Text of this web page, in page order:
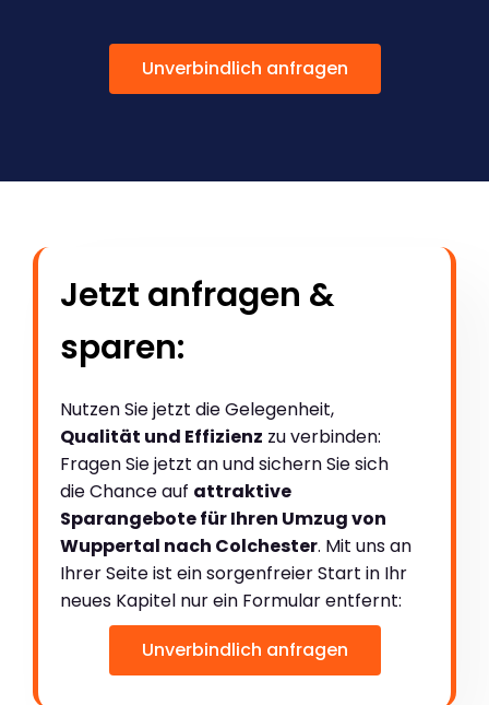
Unverbindlich anfragen
Jetzt anfragen &
sparen:
Nutzen Sie jetzt die Gelegenheit,
Qualität und Effizienz zu verbinden:
Fragen Sie jetzt an und sichern Sie sich
die Chance auf attraktive
Sparangebote für Ihren Umzug von
Wuppertal nach Colchester. Mit uns an
Ihrer Seite ist ein sorgenfreier Start in Ihr
neues Kapitel nur ein Formular entfernt:
Unverbindlich anfragen